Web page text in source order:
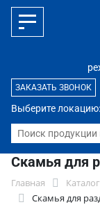
Выберите локацию:
ЗАКАЗАТЬ ЗВОНОК
Скамья для
Главная Каталог
Скамья для